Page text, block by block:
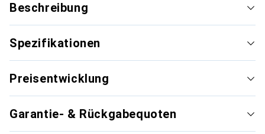
Beschreibung
Spezifikationen
Preisentwicklung
Garantie- & Rückgabequoten